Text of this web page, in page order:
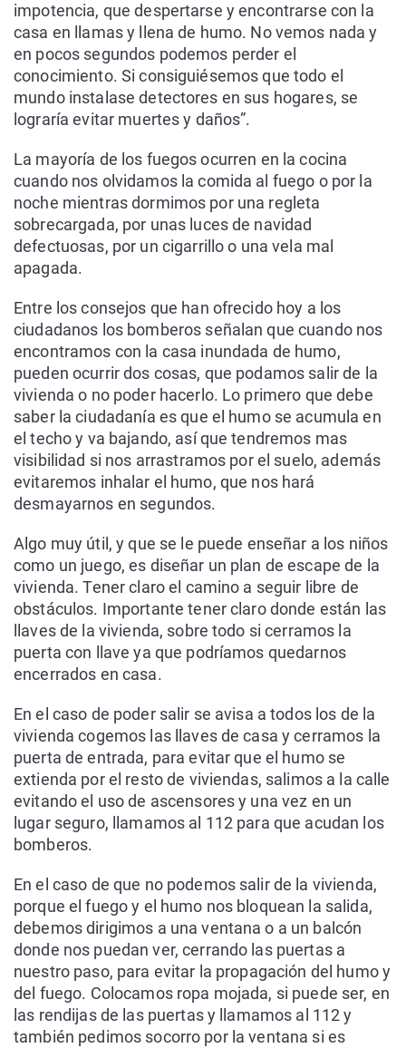
impotencia, que despertarse y encontrarse con la
casa en llamas y llena de humo. No vemos nada y
en pocos segundos podemos perder el
conocimiento. Si consiguiésemos que todo el
mundo instalase detectores en sus hogares, se
lograría evitar muertes y daños”.
La mayoría de los fuegos ocurren en la cocina
cuando nos olvidamos la comida al fuego o por la
noche mientras dormimos por una regleta
sobrecargada, por unas luces de navidad
defectuosas, por un cigarrillo o una vela mal
apagada.
Entre los consejos que han ofrecido hoy a los
ciudadanos los bomberos señalan que cuando nos
encontramos con la casa inundada de humo,
pueden ocurrir dos cosas, que podamos salir de la
vivienda o no poder hacerlo. Lo primero que debe
saber la ciudadanía es que el humo se acumula en
el techo y va bajando, así que tendremos mas
visibilidad si nos arrastramos por el suelo, además
evitaremos inhalar el humo, que nos hará
desmayarnos en segundos.
Algo muy útil, y que se le puede enseñar a los niños
como un juego, es diseñar un plan de escape de la
vivienda. Tener claro el camino a seguir libre de
obstáculos. Importante tener claro donde están las
llaves de la vivienda, sobre todo si cerramos la
puerta con llave ya que podríamos quedarnos
encerrados en casa.
En el caso de poder salir se avisa a todos los de la
vivienda cogemos las llaves de casa y cerramos la
puerta de entrada, para evitar que el humo se
extienda por el resto de viviendas, salimos a la calle
evitando el uso de ascensores y una vez en un
lugar seguro, llamamos al 112 para que acudan los
bomberos.
En el caso de que no podemos salir de la vivienda,
porque el fuego y el humo nos bloquean la salida,
debemos dirigimos a una ventana o a un balcón
donde nos puedan ver, cerrando las puertas a
nuestro paso, para evitar la propagación del humo y
del fuego. Colocamos ropa mojada, si puede ser, en
las rendijas de las puertas y llamamos al 112 y
también pedimos socorro por la ventana si es